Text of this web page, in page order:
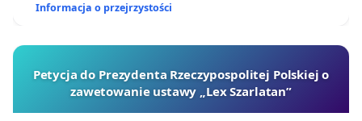
Informacja o przejrzystości
Petycja do Prezydenta Rzeczypospolitej Polskiej o
zawetowanie ustawy „Lex Szarlatan”